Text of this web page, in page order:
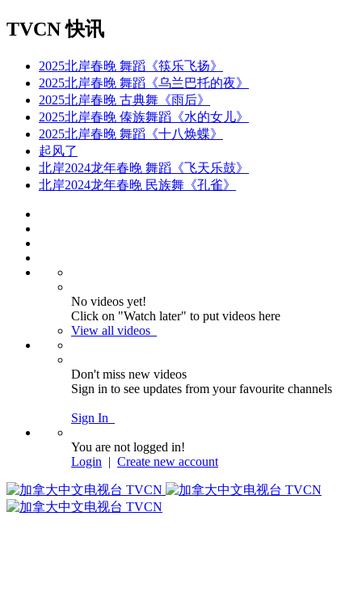
TVCN 快讯
2025北岸春晚 舞蹈《筷乐飞扬》
2025北岸春晚 舞蹈《乌兰巴托的夜》
2025北岸春晚 古典舞《雨后》
2025北岸春晚 傣族舞蹈《水的女儿》
2025北岸春晚 舞蹈《十八焕蝶》
起风了
北岸2024龙年春晚 舞蹈《飞天乐鼓》
北岸2024龙年春晚 民族舞《孔雀》
No videos yet!
Click on "Watch later" to put videos here
View all videos
Don't miss new videos
Sign in to see updates from your favourite channels
Sign In
You are not logged in!
Login | Create new account